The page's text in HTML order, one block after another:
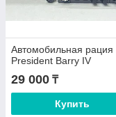
Автомобильная рация
President Barry IV
29 000 ₸
Купить